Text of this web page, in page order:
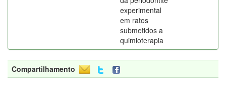
experimental
em ratos
submetidos a
quimioterapia
Compartilhamento